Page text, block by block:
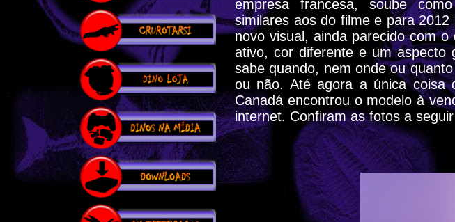
empresa francesa, soube
similares aos do filme e para
novo visual, ainda parecido com
ativo, cor diferente e um aspecto
sabe quando, nem onde ou
ou não. Até agora a única coisa
Canadá encontrou o modelo à
internet. Confiram as fotos a